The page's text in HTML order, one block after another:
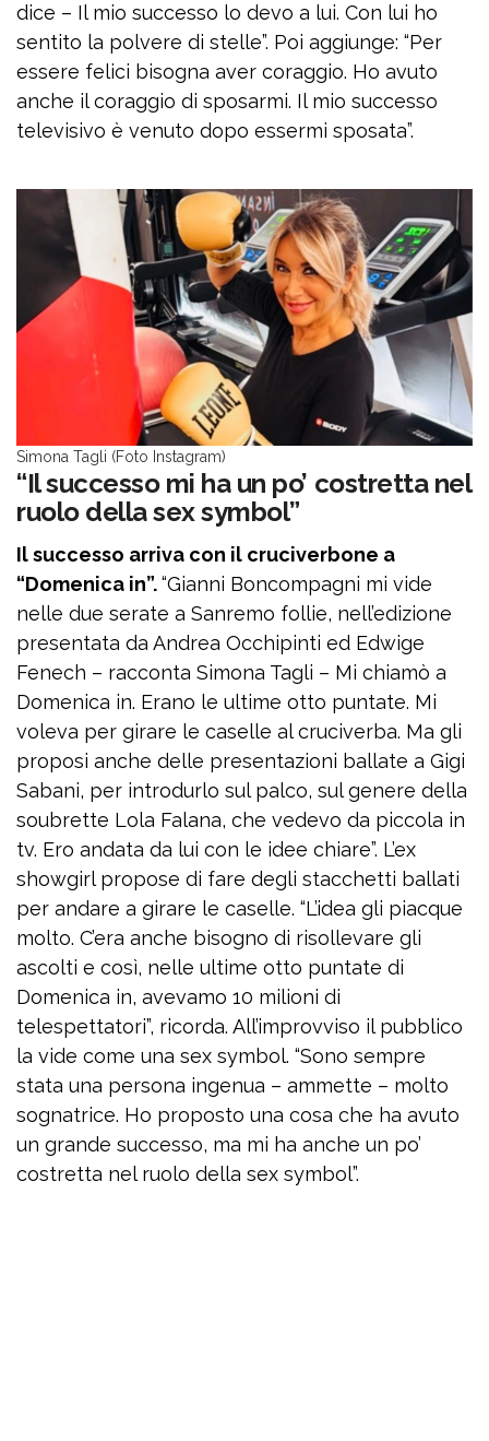
dice – Il mio successo lo devo a lui. Con lui ho
sentito la polvere di stelle”. Poi aggiunge: “Per
essere felici bisogna aver coraggio. Ho avuto
anche il coraggio di sposarmi. Il mio successo
televisivo è venuto dopo essermi sposata”.
Simona Tagli (Foto Instagram)
“Il successo mi ha un po’ costretta nel
ruolo della sex symbol”
Il successo arriva con il cruciverbone a
“Domenica in”.“Gianni Boncompagni mi vide
nelle due serate a Sanremo follie, nell’edizione
presentata da Andrea Occhipinti ed Edwige
Fenech – racconta Simona Tagli – Mi chiamò a
Domenica in. Erano le ultime otto puntate. Mi
voleva per girare le caselle al cruciverba. Ma gli
proposi anche delle presentazioni ballate a Gigi
Sabani, per introdurlo sul palco, sul genere della
soubrette Lola Falana, che vedevo da piccola in
tv. Ero andata da lui con le idee chiare”. L’ex
showgirl propose di fare degli stacchetti ballati
per andare a girare le caselle. “L’idea gli piacque
molto. C’era anche bisogno di risollevare gli
ascolti e così, nelle ultime otto puntate di
Domenica in, avevamo 10 milioni di
telespettatori”, ricorda. All’improvviso il pubblico
la vide come una sex symbol. “Sono sempre
stata una persona ingenua – ammette – molto
sognatrice. Ho proposto una cosa che ha avuto
un grande successo, ma mi ha anche un po’
costretta nel ruolo della sex symbol”.